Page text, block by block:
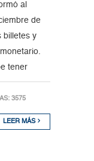
al
de
billetes y
tener
3575
LEER MÁS